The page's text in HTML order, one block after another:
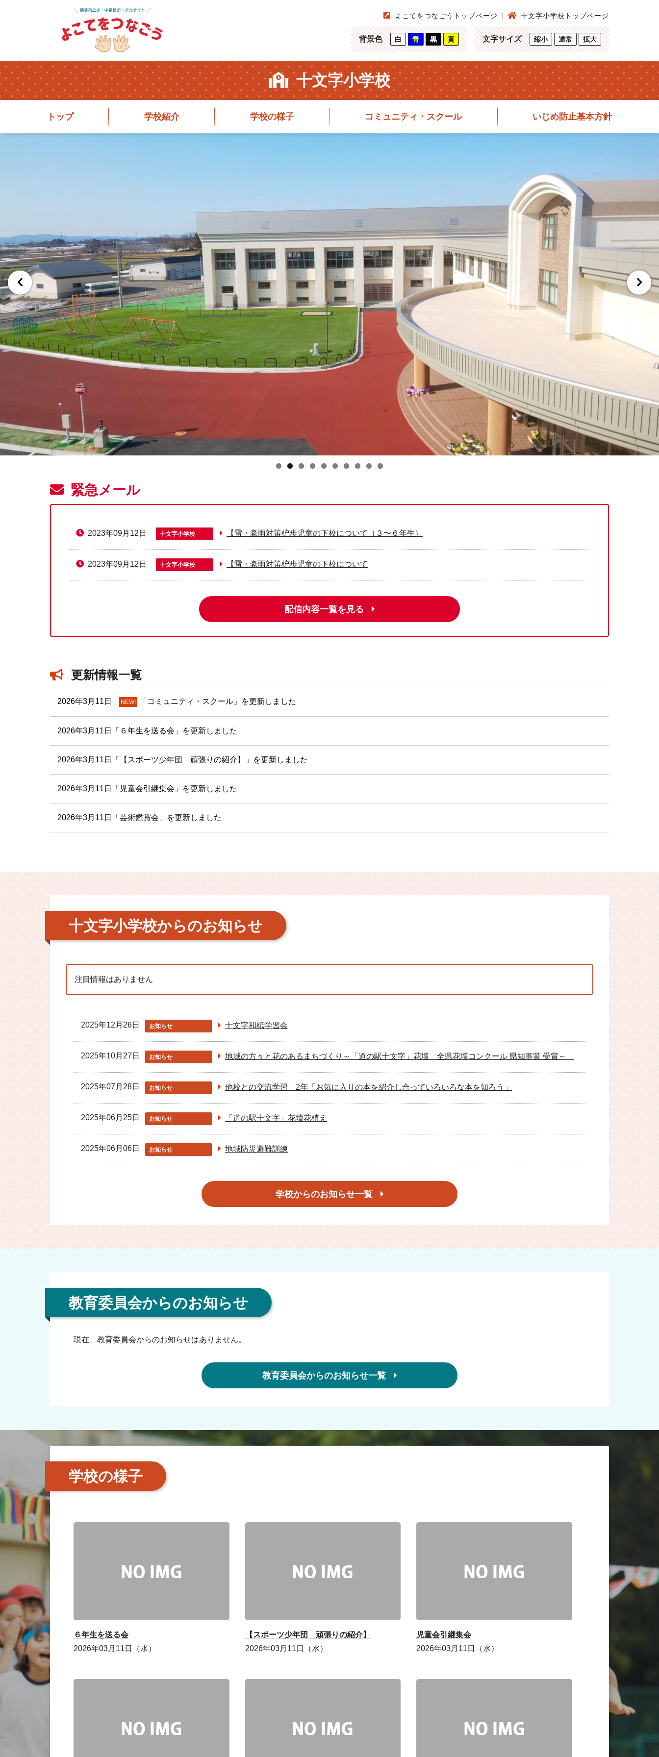
よこてをつなごうトップページ 十文字小学校トップページ
背景色 白 青 黒 黄 文字サイズ 縮小 通常 拡大
十文字小学校
トップ 学校紹介 学校の様子 コミュニティ・スクール いじめ防止基本方針
0
緊急メール
2023年09月12日 十文字小学校 【雷・豪雨対策枦歩児童の下校について（３〜６年生）
2023年09月12日 十文字小学校 【雷・豪雨対策枦歩児童の下校について
配信内容一覧を見る
更新情報一覧
2026年3月11日 NEW! 「コミュニティ・スクール」を更新しました
2026年3月11日 「６年生を送る会」を更新しました
2026年3月11日 「【スポーツ少年団 頑張りの紹介】」を更新しました
2026年3月11日 「児童会引継集会」を更新しました
2026年3月11日 「芸術鑑賞会」を更新しました
十文字小学校からのお知らせ
注目情報はありません
2025年12月26日 お知らせ 十文字和紙学習会
2025年10月27日 お知らせ 地域の方々と花のあるまちづくり～「道の駅十文字」花壇 全県花壇コンクール 県知事賞 受賞～
2025年07月28日 お知らせ 他校との交流学習 2年「お気に入りの本を紹介し合っていろいろな本を知ろう」
2025年06月25日 お知らせ 「道の駅十文字」花壇花植え
2025年06月06日 お知らせ 地域防災避難訓練
学校からのお知らせ一覧
教育委員会からのお知らせ
現在、教育委員会からのお知らせはありません。
教育委員会からのお知らせ一覧
学校の様子
６年生を送る会
2026年03月11日（水）
【スポーツ少年団 頑張りの紹介】
2026年03月11日（水）
児童会引継集会
2026年03月11日（水）